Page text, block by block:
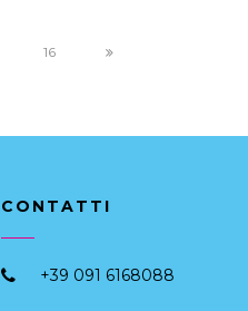
16
CONTATTI
+39 091 6168088